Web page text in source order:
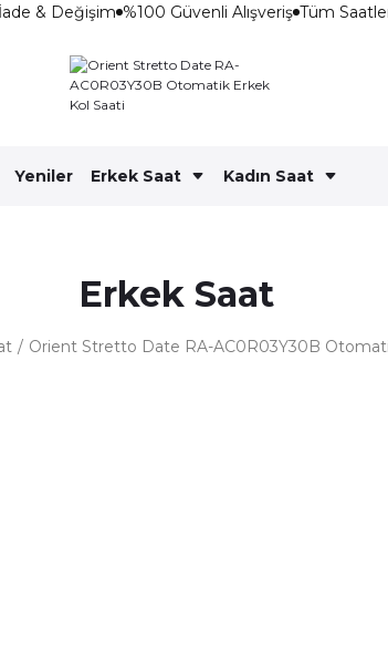
& Değişim %100 Güvenli Alışveriş Tüm
Yeniler Erkek Saat Kadın Saat
Erkek Saat
Orient Stretto Date RA-AC0R03Y30B